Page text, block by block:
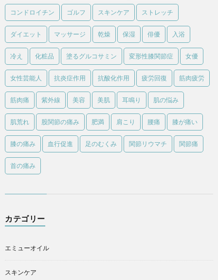
コンドロイチン ゴルフ スキンケア ストレッチ
ダイエット マッサージ 乾燥 保湿 俳優 入浴
冷え 化粧品 塗るグルコサミン 変形性膝関節症 女優
女性芸能人 抗炎症作用 抗酸化作用 疲労回復 筋肉疲労
筋肉痛 紫外線 美容 美肌 耳鳴り 肌の悩み
肌荒れ 股関節の痛み 肥満 肩こり 腰痛 膝が痛い
膝の痛み 血行促進 足のむくみ 関節リウマチ 関節痛
首の痛み
カテゴリー
エミューオイル
スキンケア